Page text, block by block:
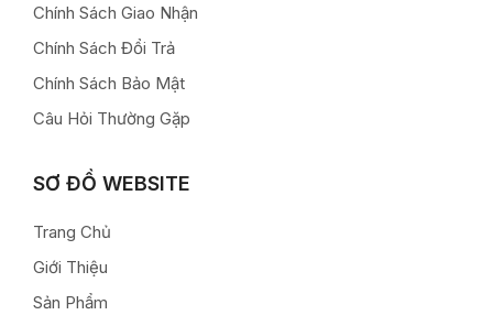
Chính Sách Giao Nhận
Chính Sách Đổi Trả
Chính Sách Bảo Mật
Câu Hỏi Thường Gặp
SƠ ĐỒ WEBSITE
Trang Chủ
Giới Thiệu
Sản Phẩm